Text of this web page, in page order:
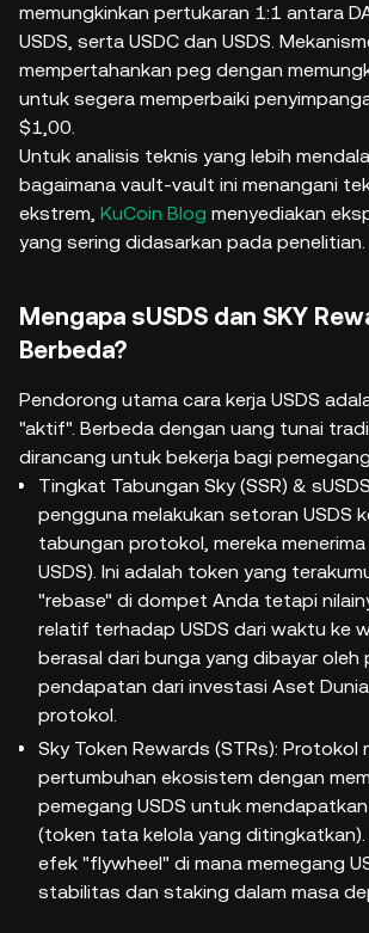
memungkinkan pertukaran 1:1 antara
USDS, serta USDC dan USDS.
mempertahankan peg dengan
untuk segera memperbaiki
$1,00.
Untuk analisis teknis yang lebih
bagaimana vault-vault ini menangani
ekstrem, KuCoin Blog menyediakan
yang sering didasarkan pada penelitian.
Mengapa sUSDS dan SKY
Berbeda?
Pendorong utama cara kerja USDS
"aktif". Berbeda dengan uang tunai
dirancang untuk bekerja bagi
Tingkat Tabungan Sky (SSR) &
pengguna melakukan setoran USDS
tabungan protokol, mereka menerima
USDS). Ini adalah token yang
"rebase" di dompet Anda tetapi
relatif terhadap USDS dari waktu ke
berasal dari bunga yang dibayar oleh
pendapatan dari investasi Aset
protokol.
Sky Token Rewards (STRs): Protokol
pertumbuhan ekosistem dengan
pemegang USDS untuk
(token tata kelola yang ditingkatkan).
efek "flywheel" di mana memegang
stabilitas dan staking dalam masa